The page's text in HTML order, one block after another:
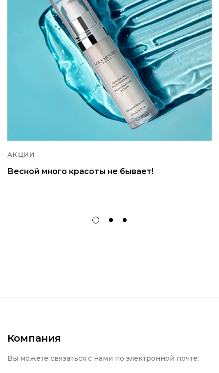
АКЦИИ
Весной много красоты не бывает!
Компания
Вы можете связаться с нами по электронной почте: